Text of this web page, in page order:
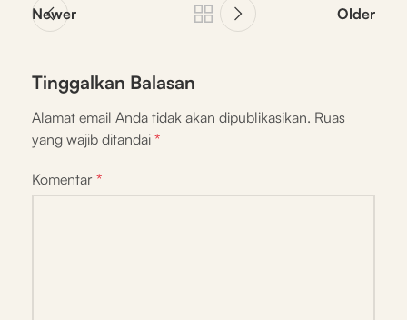
Newer Older
Tinggalkan Balasan
Alamat email Anda tidak akan dipublikasikan. Ruas
yang wajib ditandai *
Komentar *